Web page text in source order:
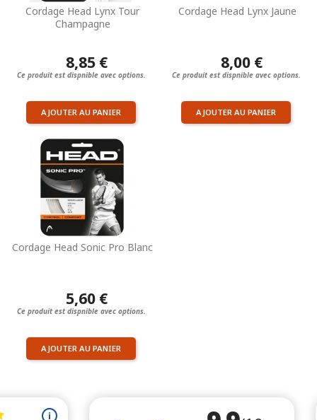
Cordage Head Lynx Tour
Champagne
8,85 €
Ce produit est dispnible avec options.
AJOUTER AU PANIER
Cordage Head Lynx Jaune
8,00 €
Ce produit est dispnible avec options.
AJOUTER AU PANIER
Cordage Head Sonic Pro Blanc
5,60 €
Ce produit est dispnible avec options.
AJOUTER AU PANIER